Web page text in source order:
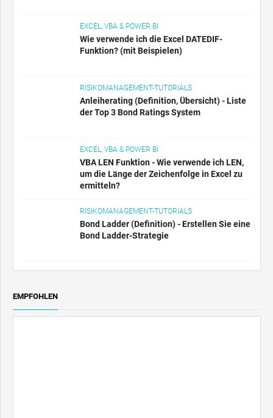
EXCEL, VBA & POWER BI
Wie verwende ich die Excel DATEDIF-
Funktion? (mit Beispielen)
RISIKOMANAGEMENT-TUTORIALS
Anleiherating (Definition, Übersicht) - Liste
der Top 3 Bond Ratings System
EXCEL, VBA & POWER BI
VBA LEN Funktion - Wie verwende ich LEN,
um die Länge der Zeichenfolge in Excel zu
ermitteln?
RISIKOMANAGEMENT-TUTORIALS
Bond Ladder (Definition) - Erstellen Sie eine
Bond Ladder-Strategie
EMPFOHLEN